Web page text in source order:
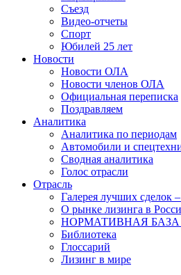
Съезд
Видео-отчеты
Спорт
Юбилей 25 лет
Новости
Новости ОЛА
Новости членов ОЛА
Официальная переписка
Поздравляем
Аналитика
Аналитика по периодам
Автомобили и
Сводная аналитика
Голос отрасли
Отрасль
Галерея лучших сделок
О рынке лизинга в
НОРМАТИВНАЯ БАЗА
Библиотека
Глоссарий
Лизинг в мире